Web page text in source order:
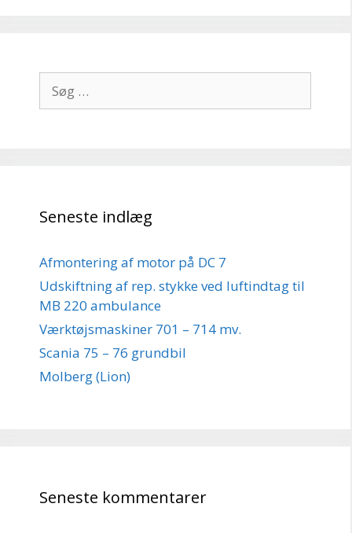
efter:
Seneste indlæg
Afmontering af motor på DC 7
Udskiftning af rep. stykke ved luftindtag til
MB 220 ambulance
Værktøjsmaskiner 701 – 714 mv.
Scania 75 – 76 grundbil
Molberg (Lion)
Seneste kommentarer